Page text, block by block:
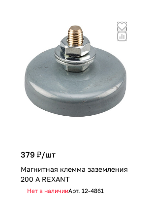
379 ₽/шт
Магнитная клемма заземления
200 A REXANT
Нет в наличииАрт. 12-4861